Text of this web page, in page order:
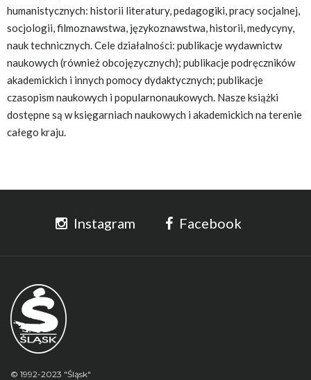
humanistycznych: historii literatury, pedagogiki, pracy socjalnej,
socjologii, filmoznawstwa, językoznawstwa, historii, medycyny,
nauk technicznych. Cele działalności: publikacje wydawnictw
naukowych (również obcojęzycznych); publikacje podręczników
akademickich i innych pomocy dydaktycznych; publikacje
czasopism naukowych i popularnonaukowych. Nasze książki
dostępne są w księgarniach naukowych i akademickich na terenie
całego kraju.
Instagram Facebook
© 1992-2023 "Śląsk"